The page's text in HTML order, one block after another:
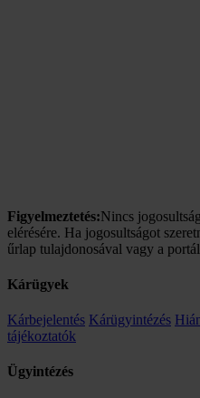
Figyelmeztetés:Nincs
elérésére. Ha jogosultságot
űrlap tulajdonosával vagy a
Kárügyek
Kárbejelentés Kárügyintézés
tájékoztatók
Ügyintézés